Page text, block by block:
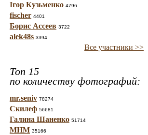
Ігор Кузьменко 4796
fischer 4401
Борис Ассеев 3722
alek48s 3394
Все участники >>
Топ 15
по количеству фотографий:
mr.seniv 78274
Скилеф 56681
Галина Шаненко 51714
МНМ 35166